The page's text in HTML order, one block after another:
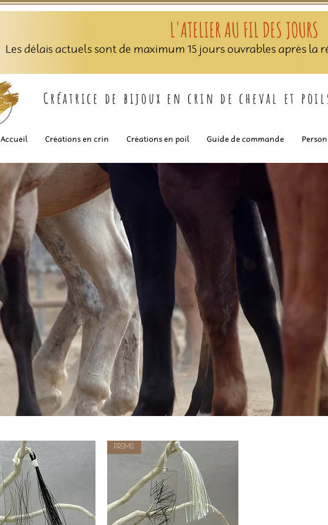
L'ATELIER AU FIL DES JOURS
Les délais actuels sont de maximum 15 jours ouvrables après la
Créatrice de bijoux en crin de cheval et
Accueil Créations en crin Créations en poil Guide de commande
PROMO